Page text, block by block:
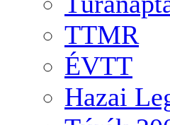
TTMR
ÉVTT
Hazai